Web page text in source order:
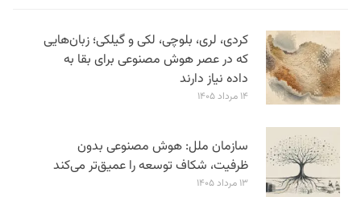
کردی، لری، بلوچی، لکی و گیلکی؛ زبان‌هایی
که در عصر هوش مصنوعی برای بقا به
داده نیاز دارند
۱۴ مرداد ۱۴۰۵
سازمان ملل: هوش مصنوعی بدون
ظرفیت، شکاف توسعه را عمیق‌تر می‌کند
۱۳ مرداد ۱۴۰۵